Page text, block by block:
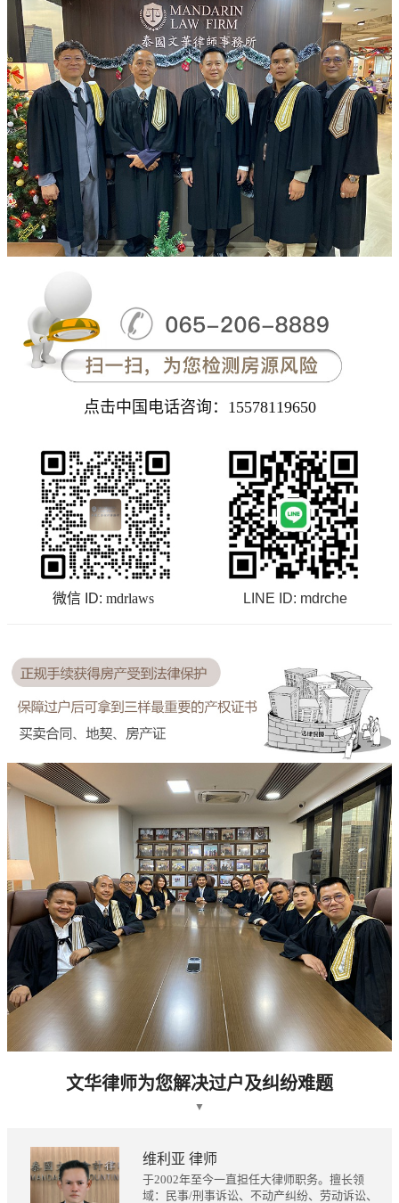
点击中国电话咨询：15578119650
微信 ID: mdrlaws LINE ID: mdrche
文华律师为您解决过户及纠纷难题
▼
维利亚 律师
于2002年至今一直担任大律师职务。擅长领
域：民事/刑事诉讼、不动产纠纷、劳动诉讼、